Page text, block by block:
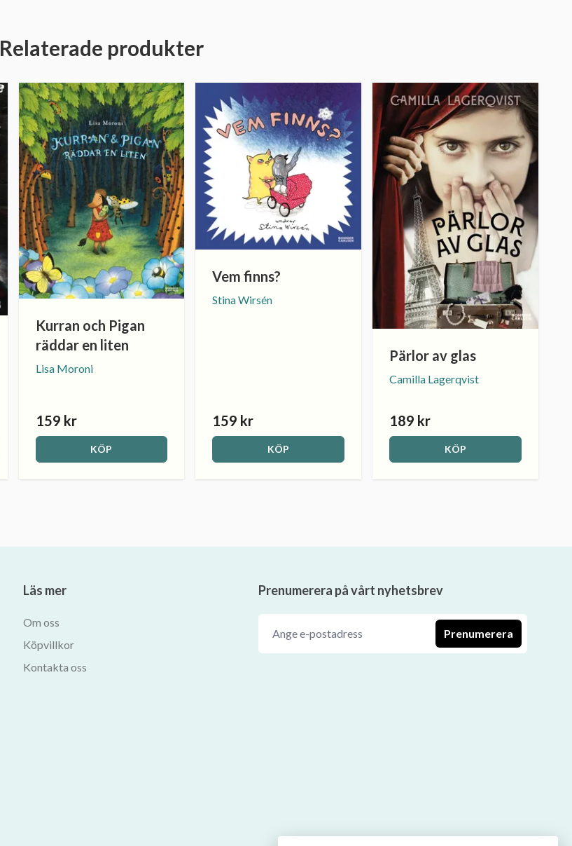
Relaterade produkter
Kurran och Pigan
räddar en liten
Lisa Moroni
159 kr
KÖP
Vem finns?
Stina Wirsén
159 kr
KÖP
Pärlor av glas
Camilla Lagerqvist
189 kr
KÖP
Läs mer
Om oss
Köpvillkor
Kontakta oss
Prenumerera på vårt nyhetsbrev
Prenumerera